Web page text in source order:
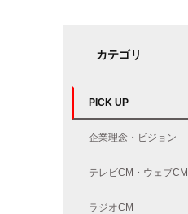
カテゴリ
PICK UP
企業理念・ビジョン
テレビCM・ウェブCM
ラジオCM